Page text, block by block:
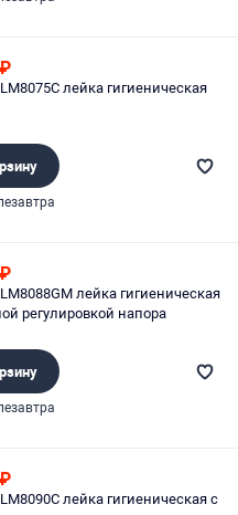
₽
лейка гигиеническая
₽
лейка гигиеническая
регулировкой напора
₽
лейка гигиеническая с